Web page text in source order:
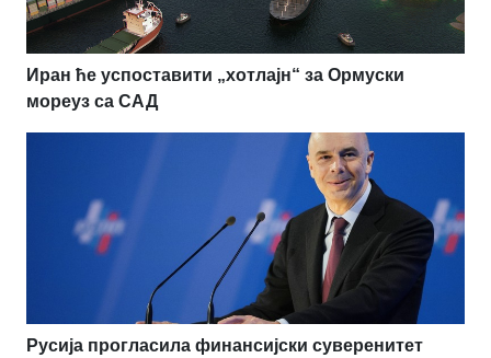
Иран ће успоставити „хотлајн“ за Ормуски
мореуз са САД
Русија прогласила финансијски суверенитет